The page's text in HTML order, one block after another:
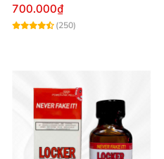
Thích Mua
700.000₫
(250)